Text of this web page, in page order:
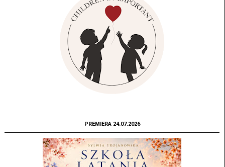
PREMIERA 24.07.2026